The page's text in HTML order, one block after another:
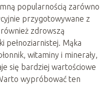
popularnością zarówno
przygotowywane z
zdrowszą
pełnoziarnistej. Mąka
witaminy i minerały,
się bardziej wartościowe
wypróbować ten